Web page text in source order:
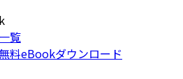
覧
料eBookダウンロード